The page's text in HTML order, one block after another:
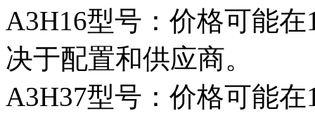
A3H16型号：价格可能
决于配置和供应商。
A3H37型号：价格可能